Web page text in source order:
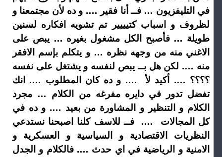
في التليفزيون … فــ أنا فقير …. و ده لأن مجتمعنا و
لظروف و اسباب كتيييير تم تشويه افكاره لسنين
طويلة … فأصبح الكل مشغول بغيره … يبص على
الاغني منه من وجهه نظره … و يتكلم بإسم الافقر
منه …. لكن هل بــ يبص لنفسه و يشتغل على نفسه
؟؟؟؟ …. أكيد لأ …. و ده كان المطلوب …. انك
تفضل تدور في دايره مفرغه من الكلام … مجرد
الكلام و التنظير و المشاورة من بعيد …. و ده في
كل المجالات …. فــ للاسف كلنا اصبحنا نستدعي
النظريات الاقتصادية و السياسية و العسكرية و
الامنية و الرياضية في اي حدث …. فالكلام و الجدل